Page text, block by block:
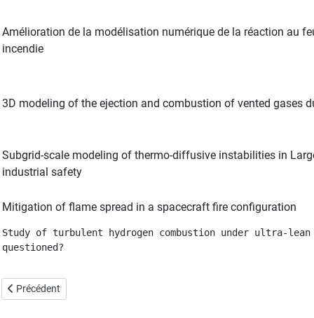
Amélioration de la modélisation numérique de la réaction au
incendie
3D modeling of the ejection and combustion of vented gases
Subgrid-scale modeling of thermo-diffusive instabilities in
industrial safety
Mitigation of flame spread in a spacecraft fire configuration
Study of turbulent hydrogen combustion under ultra-
questioned?
Article précédent : Emploi
Précédent